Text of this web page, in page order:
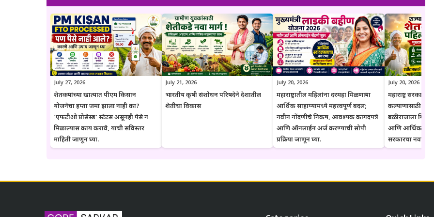
संबंधित विभागाच्या अधिकृत संकेतस्थळावरील माहिती, नियम आणि अटींची पडताळणी करण्याचा सल्ला दिला जातो.
July 27, 2026
शेतकऱ्यांच्या खात्यात पीएम किसान
योजनेचा हप्ता जमा झाला नाही का?
‘एफटीओ प्रोसेस्ड’ स्टेटस असूनही पैसे न
मिळाल्यास काय करावे, याची सविस्तर
माहिती जाणून घ्या.
July 21, 2026
भारतीय कृषी संशोधन परिषदेने देशातील
शेतीचा विकास
July 20, 2026
महाराष्ट्रातील महिलांना दरमहा मिळणाऱ्या
आर्थिक साहाय्यामध्ये महत्त्वपूर्ण बदल;
नवीन नोंदणीचे निकष, आवश्यक कागदपत्रे
आणि ऑनलाईन अर्ज करण्याची सोपी
प्रक्रिया जाणून घ्या.
July 20, 2026
महाराष्ट्र सरकारने
कल्याणासाठी
बळीराजाला
आणि आर्थिक
सरकारचा नवा